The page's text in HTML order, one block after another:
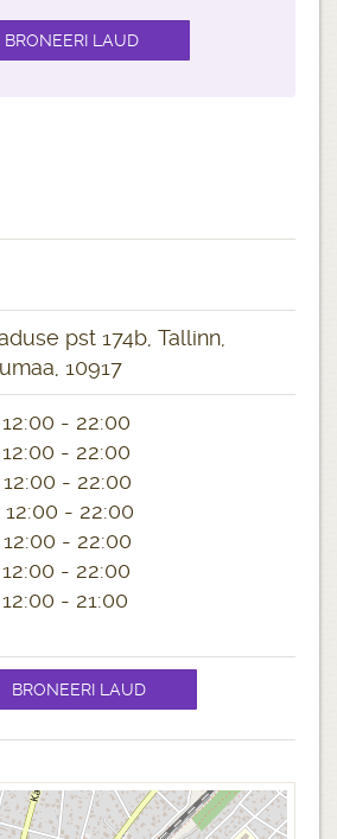
pst 174b, Tallinn,
10917
- 22:00
- 22:00
- 22:00
- 22:00
- 22:00
- 22:00
- 21:00